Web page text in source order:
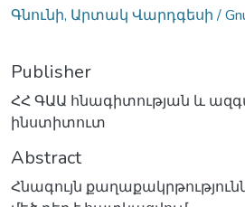
Գնունի, Արտակ Վարդգեսի /
Publisher
ՀՀ ԳԱԱ հնագիտության և
ինստիտուտ
Abstract
Հնագույն